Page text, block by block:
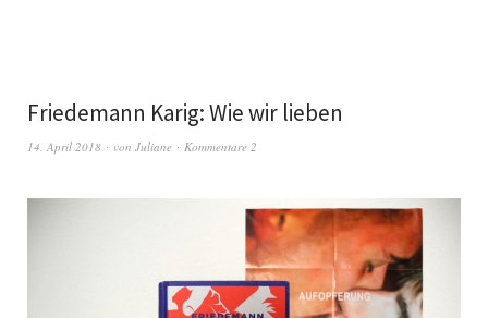
Friedemann Karig: Wie wir lieben
14. April 2018 von Juliane Kommentare 2